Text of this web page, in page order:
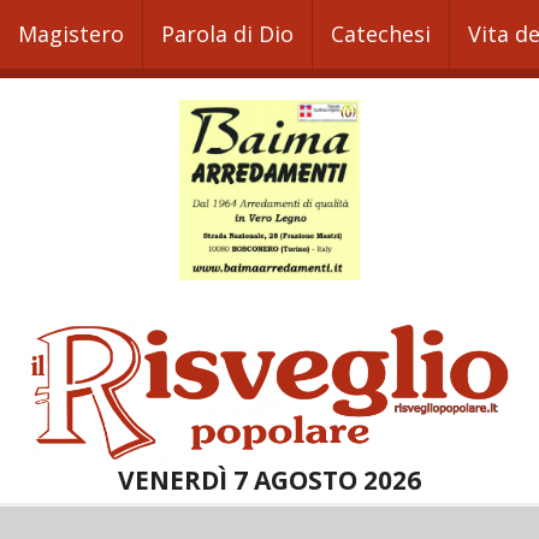
Magistero Parola di Dio Catechesi Vita
VENERDÌ 7 AGOSTO 2026